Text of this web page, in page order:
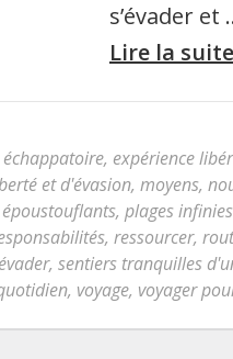
s’évader et
Lire la suite
échappatoire, expérience
et d'évasion, moyens,
, plages
, ressourcer,
, sentiers tranquilles
, voyage, voyager